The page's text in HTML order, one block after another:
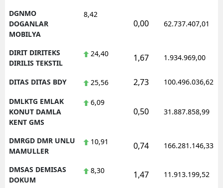
DGNMO
DOGANLAR
MOBILYA
8,42
0,00 62.737.407,01
DIRIT DIRITEKS
DIRILIS TEKSTIL
24,40 1,67 1.934.969,00
DITAS DITAS BDY 25,56 2,73 100.496.036,62
DMLKTG EMLAK
KONUT DAMLA
KENT GMS
6,09
0,50 31.887.858,99
DMRGD DMR UNLU
MAMULLER
10,91 0,74 166.281.146,33
DMSAS DEMISAS
DOKUM
8,30 1,47 11.913.199,52